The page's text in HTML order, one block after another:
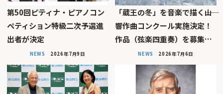
第50回ピティナ・ピアノコン
ペティション特級二次予選進
出者が決定
NEWS 2026年7月9日
「蔵王の冬」を音楽で描く――山
響作曲コンクール実施決定！
作品（弦楽四重奏）を募集…
NEWS 2026年7月6日